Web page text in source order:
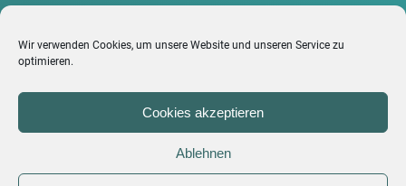
Wir verwenden Cookies, um unsere Website und unseren Service zu
optimieren.
Cookies akzeptieren
Ablehnen
ARCHIV